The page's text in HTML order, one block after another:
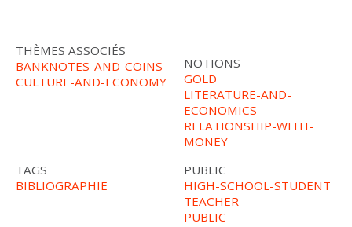
THÈMES ASSOCIÉS
BANKNOTES-AND-COINS
CULTURE-AND-ECONOMY
NOTIONS
GOLD
LITERATURE-AND-
ECONOMICS
RELATIONSHIP-WITH-
MONEY
TAGS
BIBLIOGRAPHIE
PUBLIC
HIGH-SCHOOL-STUDENT
TEACHER
PUBLIC